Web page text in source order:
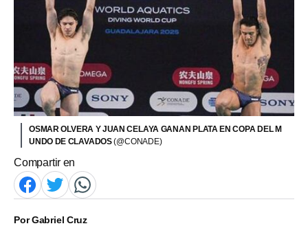
OSMAR OLVERA Y JUAN CELAYA GANAN PLATA EN COPA DEL M
UNDO DE CLAVADOS(@CONADE)
Compartir en
PorGabriel Cruz